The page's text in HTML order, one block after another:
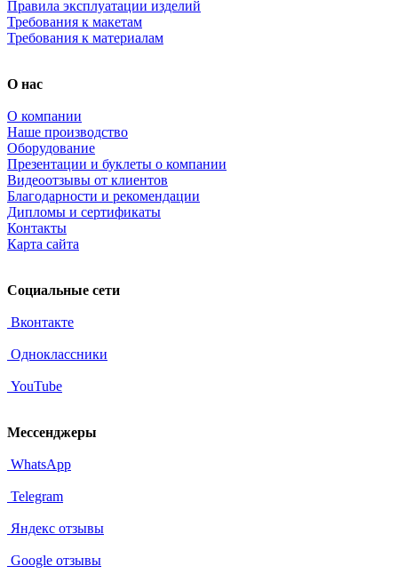
Правила эксплуатации изделий
Требования к макетам
Требования к материалам
О нас
О компании
Наше производство
Оборудование
Презентации и буклеты о компании
Видеоотзывы от клиентов
Благодарности и рекомендации
Дипломы и сертификаты
Контакты
Карта сайта
Социальные сети
Вконтакте
Одноклассники
YouTube
Мессенджеры
WhatsApp
Telegram
Яндекс отзывы
Google отзывы